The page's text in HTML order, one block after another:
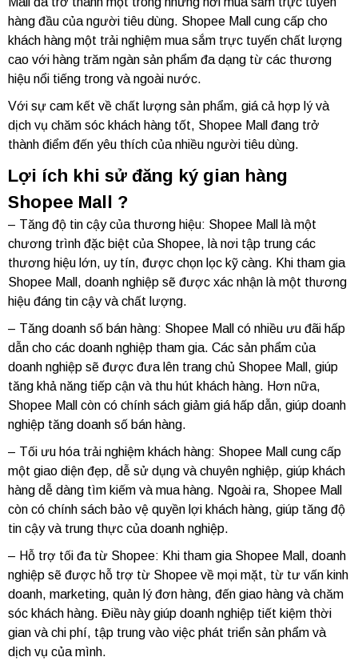
hàng đầu của người tiêu dùng. Shopee Mall cung cấp cho
khách hàng một trải nghiệm mua sắm trực tuyến chất lượng
cao với hàng trăm ngàn sản phẩm đa dạng từ các thương
hiệu nổi tiếng trong và ngoài nước.
Với sự cam kết về chất lượng sản phẩm, giá cả hợp lý và
dịch vụ chăm sóc khách hàng tốt, Shopee Mall đang trở
thành điểm đến yêu thích của nhiều người tiêu dùng.
Lợi ích khi sử đăng ký gian hàng
Shopee Mall ?
– Tăng độ tin cậy của thương hiệu: Shopee Mall là một
chương trình đặc biệt của Shopee, là nơi tập trung các
thương hiệu lớn, uy tín, được chọn lọc kỹ càng. Khi tham gia
Shopee Mall, doanh nghiệp sẽ được xác nhận là một thương
hiệu đáng tin cậy và chất lượng.
– Tăng doanh số bán hàng: Shopee Mall có nhiều ưu đãi hấp
dẫn cho các doanh nghiệp tham gia. Các sản phẩm của
doanh nghiệp sẽ được đưa lên trang chủ Shopee Mall, giúp
tăng khả năng tiếp cận và thu hút khách hàng. Hơn nữa,
Shopee Mall còn có chính sách giảm giá hấp dẫn, giúp doanh
nghiệp tăng doanh số bán hàng.
– Tối ưu hóa trải nghiệm khách hàng: Shopee Mall cung cấp
một giao diện đẹp, dễ sử dụng và chuyên nghiệp, giúp khách
hàng dễ dàng tìm kiếm và mua hàng. Ngoài ra, Shopee Mall
còn có chính sách bảo vệ quyền lợi khách hàng, giúp tăng độ
tin cậy và trung thực của doanh nghiệp.
– Hỗ trợ tối đa từ Shopee: Khi tham gia Shopee Mall, doanh
nghiệp sẽ được hỗ trợ từ Shopee về mọi mặt, từ tư vấn kinh
doanh, marketing, quản lý đơn hàng, đến giao hàng và chăm
sóc khách hàng. Điều này giúp doanh nghiệp tiết kiệm thời
gian và chi phí, tập trung vào việc phát triển sản phẩm và
dịch vụ của mình.